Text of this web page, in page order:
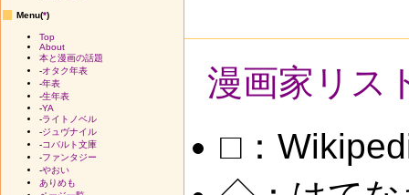
漫画家リス
□：
Menu(*)
Top
About
本と漫画の話題
-オタク年表
-年表
-生年表
-YA
-ライトノベル
-ジュヴナイル
-コバルト文庫
-ファンタジー
-やおい
ありめも